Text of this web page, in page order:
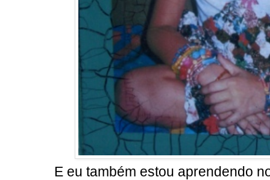
E eu também estou aprendendo